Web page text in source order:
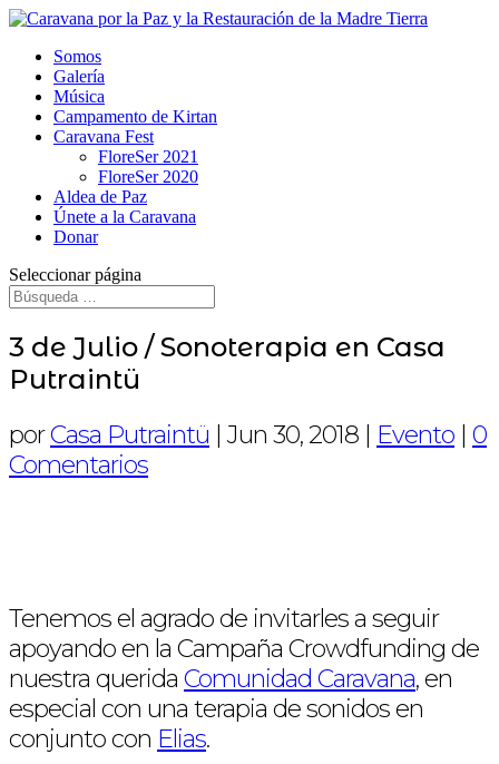
Somos
Galería
Música
Campamento de Kirtan
Caravana Fest
FloreSer 2021
FloreSer 2020
Aldea de Paz
Únete a la Caravana
Donar
Seleccionar página
3 de Julio / Sonoterapia en Casa
Putraintü
porCasa Putraintü |Jun 30, 2018 | Evento | 0
Comentarios
Tenemos el agrado de invitarles a seguir
apoyando en la Campaña Crowdfunding de
nuestra querida Comunidad Caravana, en
especial con una terapia de sonidos en
conjunto con Elias.